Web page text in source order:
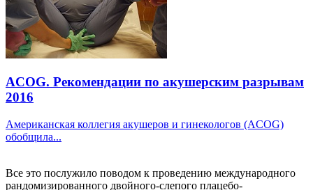
ACOG. Рекомендации по акушерским разрывам
2016
Американская коллегия акушеров и гинекологов (ACOG)
обобщила...
Все это послужило поводом к проведению международного
рандомизированного двойного-слепого плацебо-